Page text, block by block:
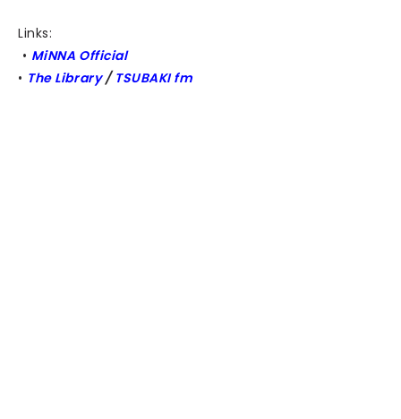
Links:
• MiNNA Official
• The Library/TSUBAKI fm